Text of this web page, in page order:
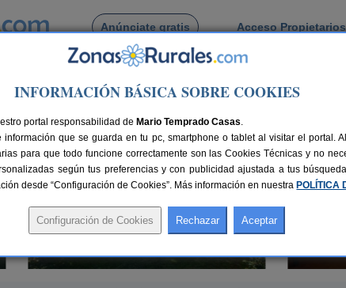
Anúnciate gratis Acceso Propietarios
Busca por pueblo
El Trineo de Campoo
INFORMACIÓN BÁSICA SOBRE COOKIES
portal responsabilidad de Mario Temprado Casas.
que se guarda en tu pc, smartphone o tablet al visitar el portal.
para que todo funcione correctamente son las Cookies Técnicas y no
según tus preferencias y con publicidad ajustada a tus
desde “Configuración de Cookies”. Más información en nuestra POLÍTICA